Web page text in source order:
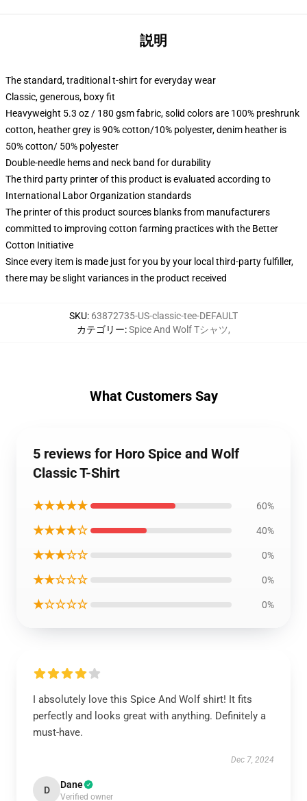
説明
The standard, traditional t-shirt for everyday wear
Classic, generous, boxy fit
Heavyweight 5.3 oz / 180 gsm fabric, solid colors are 100% preshrunk
cotton, heather grey is 90% cotton/10% polyester, denim heather is
50% cotton/ 50% polyester
Double-needle hems and neck band for durability
The third party printer of this product is evaluated according to
International Labor Organization standards
The printer of this product sources blanks from manufacturers
committed to improving cotton farming practices with the Better
Cotton Initiative
Since every item is made just for you by your local third-party fulfiller,
there may be slight variances in the product received
SKU: 63872735-US-classic-tee-DEFAULT
カテゴリー:Spice And Wolf Tシャツ,
What Customers Say
5 reviews for Horo Spice and Wolf
Classic T-Shirt
★★★★★ 60%
★★★★☆ 40%
★★★☆☆ 0%
★★☆☆☆ 0%
★☆☆☆☆ 0%
I absolutely love this Spice And Wolf shirt! It fits
perfectly and looks great with anything. Definitely a
must-have.
Dec 7, 2024
D Dane
Verified owner